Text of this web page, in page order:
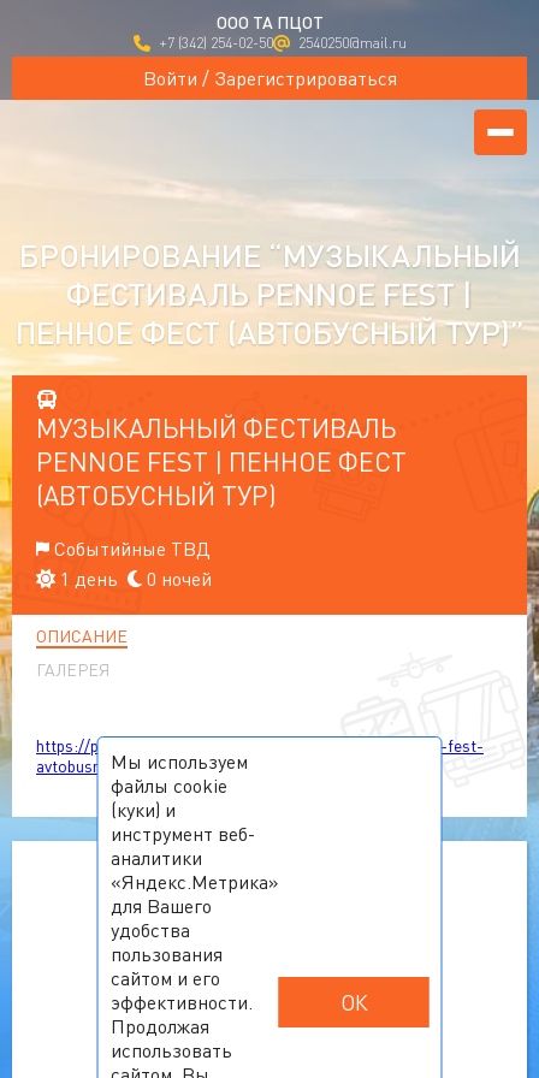
ООО ТА ПЦОТ
+7 (342) 254-02-50 2540250@mail.ru
Войти / Зарегистрироваться
БРОНИРОВАНИЕ “МУЗЫКАЛЬНЫЙ
ФЕСТИВАЛЬ PENNOE FEST |
ПЕННОЕ ФЕСТ (АВТОБУСНЫЙ ТУР)”
МУЗЫКАЛЬНЫЙ ФЕСТИВАЛЬ
PENNOE FEST | ПЕННОЕ ФЕСТ
(АВТОБУСНЫЙ ТУР)
Событийные ТВД
1 день
0 ночей
ОПИСАНИЕ
ГАЛЕРЕЯ
https://pcot.ru/muzykalnyj-festival-pennoe-fest-pennoe-fest-
avtobusnyj-tur/
К сожалению, тур
недоступен.
Мы используем
файлы cookie
(куки) и
инструмент веб-
аналитики
«Яндекс.Метрика»
для Вашего
удобства
пользования
сайтом и его
эффективности.
Продолжая
использовать
ОК